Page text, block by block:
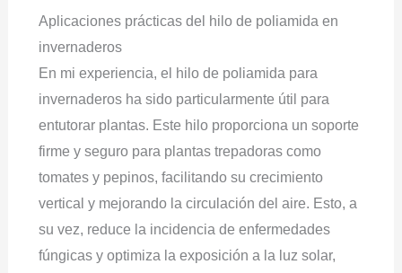
Aplicaciones prácticas del hilo de poliamida en
invernaderos
En mi experiencia, el hilo de poliamida para
invernaderos ha sido particularmente útil para
entutorar plantas. Este hilo proporciona un soporte
firme y seguro para plantas trepadoras como
tomates y pepinos, facilitando su crecimiento
vertical y mejorando la circulación del aire. Esto, a
su vez, reduce la incidencia de enfermedades
fúngicas y optimiza la exposición a la luz solar,